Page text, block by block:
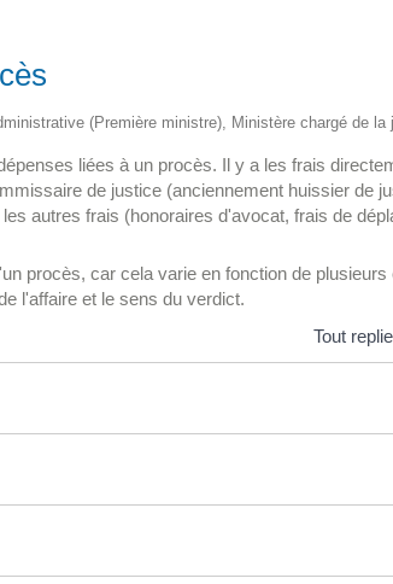
(Première ministre), Ministère chargé de la
liées à un procès. Il y a les frais
de justice (anciennement huissier de
autres frais (honoraires d'avocat, frais de
procès, car cela varie en fonction de plusieurs
l'affaire et le sens du verdict.
Tout